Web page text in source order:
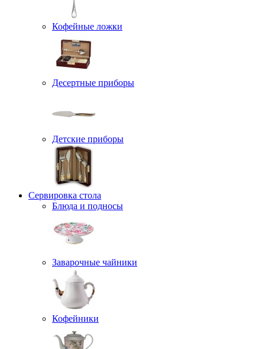
Кофейные ложки
Десертные приборы
Детские приборы
Сервировка стола
Блюда и подносы
Заварочные чайники
Кофейники